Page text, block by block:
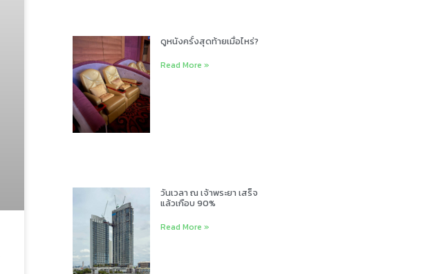
ดูหนังครั้งสุดท้ายเมื่อไหร่?
Read More »
วันเวลา ณ เจ้าพระยา เสร็จ
แล้วเกือบ 90%
Read More »